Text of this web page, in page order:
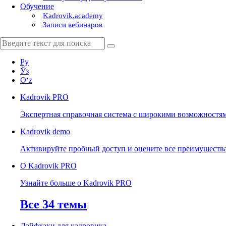
Обучение
Kadrovik.academy
Записи вебинаров
Ру
Ўз
Oʻz
Kadrovik PRO
Экспертная справочная система с широкими
Kadrovik demo
Активируйте пробный доступ и оцените все
О Kadrovik PRO
Узнайте больше о Kadrovik PRO
Все 34 темы